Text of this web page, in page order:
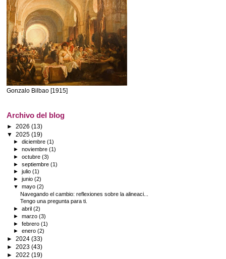
Gonzalo Bilbao [1915]
Archivo del blog
► 2026 (13)
▼ 2025 (19)
►diciembre(1)
►noviembre(1)
►octubre(3)
►septiembre(1)
►julio(1)
►junio(2)
▼mayo(2)
Navegando el cambio: reflexiones sobre la alineaci...
Tengo una pregunta para ti.
►abril(2)
►marzo(3)
►febrero(1)
►enero(2)
► 2024 (33)
► 2023 (43)
► 2022 (19)